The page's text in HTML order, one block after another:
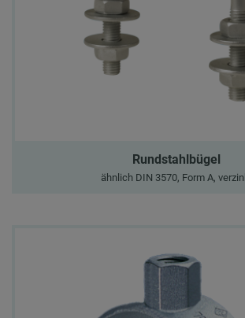
Rundstahlbügel
ähnlich DIN 3570, Form A,